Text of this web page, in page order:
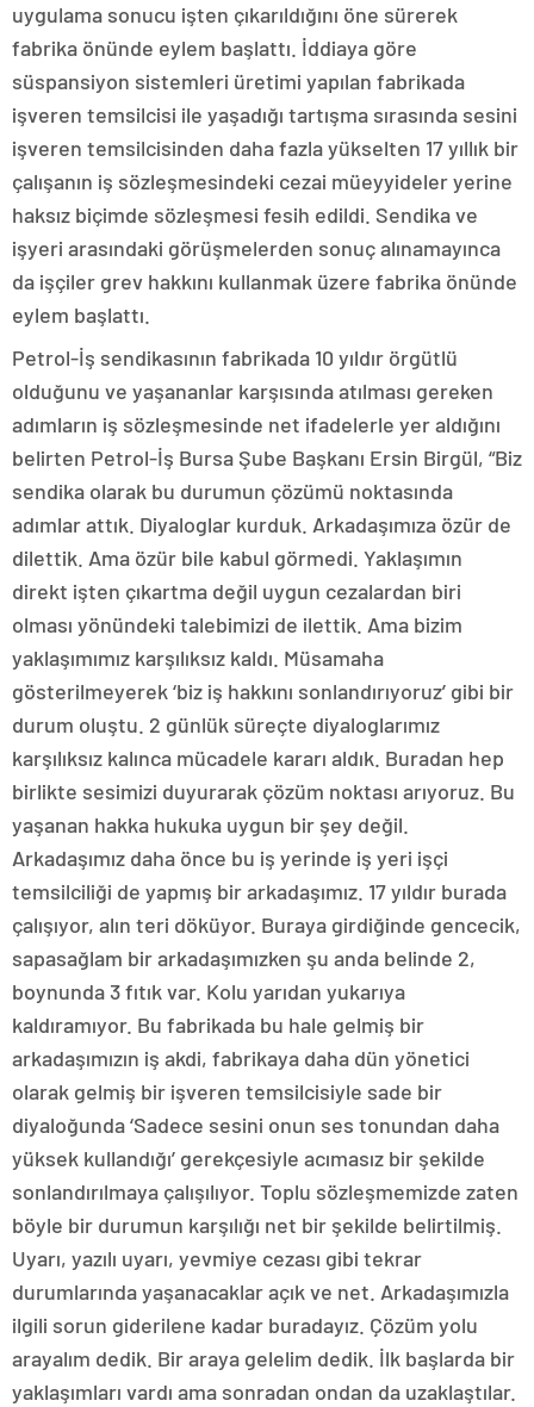
uygulama sonucu işten çıkarıldığını öne sürerek
fabrika önünde eylem başlattı. İddiaya göre
süspansiyon sistemleri üretimi yapılan fabrikada
işveren temsilcisi ile yaşadığı tartışma sırasında sesini
işveren temsilcisinden daha fazla yükselten 17 yıllık bir
çalışanın iş sözleşmesindeki cezai müeyyideler yerine
haksız biçimde sözleşmesi fesih edildi. Sendika ve
işyeri arasındaki görüşmelerden sonuç alınamayınca
da işçiler grev hakkını kullanmak üzere fabrika önünde
eylem başlattı.
Petrol-İş sendikasının fabrikada 10 yıldır örgütlü
olduğunu ve yaşananlar karşısında atılması gereken
adımların iş sözleşmesinde net ifadelerle yer aldığını
belirten Petrol-İş Bursa Şube Başkanı Ersin Birgül, “Biz
sendika olarak bu durumun çözümü noktasında
adımlar attık. Diyaloglar kurduk. Arkadaşımıza özür de
dilettik. Ama özür bile kabul görmedi. Yaklaşımın
direkt işten çıkartma değil uygun cezalardan biri
olması yönündeki talebimizi de ilettik. Ama bizim
yaklaşımımız karşılıksız kaldı. Müsamaha
gösterilmeyerek ‘biz iş hakkını sonlandırıyoruz’ gibi bir
durum oluştu. 2 günlük süreçte diyaloglarımız
karşılıksız kalınca mücadele kararı aldık. Buradan hep
birlikte sesimizi duyurarak çözüm noktası arıyoruz. Bu
yaşanan hakka hukuka uygun bir şey değil.
Arkadaşımız daha önce bu iş yerinde iş yeri işçi
temsilciliği de yapmış bir arkadaşımız. 17 yıldır burada
çalışıyor, alın teri döküyor. Buraya girdiğinde gencecik,
sapasağlam bir arkadaşımızken şu anda belinde 2,
boynunda 3 fıtık var. Kolu yarıdan yukarıya
kaldıramıyor. Bu fabrikada bu hale gelmiş bir
arkadaşımızın iş akdi, fabrikaya daha dün yönetici
olarak gelmiş bir işveren temsilcisiyle sade bir
diyaloğunda ‘Sadece sesini onun ses tonundan daha
yüksek kullandığı’ gerekçesiyle acımasız bir şekilde
sonlandırılmaya çalışılıyor. Toplu sözleşmemizde zaten
böyle bir durumun karşılığı net bir şekilde belirtilmiş.
Uyarı, yazılı uyarı, yevmiye cezası gibi tekrar
durumlarında yaşanacaklar açık ve net. Arkadaşımızla
ilgili sorun giderilene kadar buradayız. Çözüm yolu
arayalım dedik. Bir araya gelelim dedik. İlk başlarda bir
yaklaşımları vardı ama sonradan ondan da uzaklaştılar.